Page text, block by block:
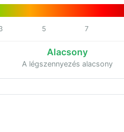
5 7
Alacsony
A légszennyezés alacsony